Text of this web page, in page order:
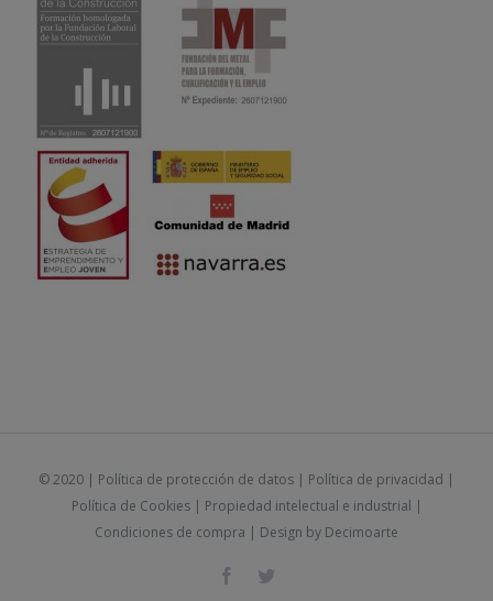
© 2020 | Política de protección de datos | Política de privacidad |
Política de Cookies| Propiedad intelectual e industrial |
Condiciones de compra | Design by Decimoarte
Facebook